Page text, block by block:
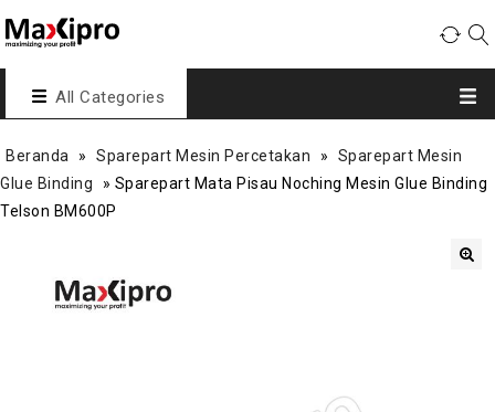
All Categories
Beranda » Sparepart Mesin Percetakan »
Sparepart Mesin
Glue Binding
» Sparepart Mata Pisau Noching Mesin Glue Binding
Telson BM600P